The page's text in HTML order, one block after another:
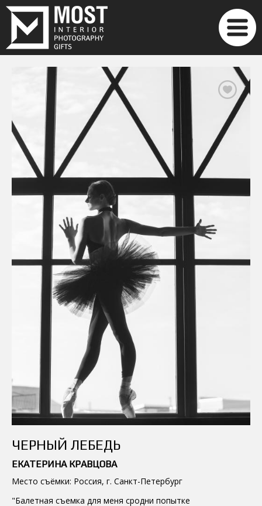
ЧЕРНЫЙ ЛЕБЕДЬ
ЕКАТЕРИНА КРАВЦОВА
Место съёмки: Россия, г. Санкт-Петербург
"Балетная съемка для меня сродни попытке